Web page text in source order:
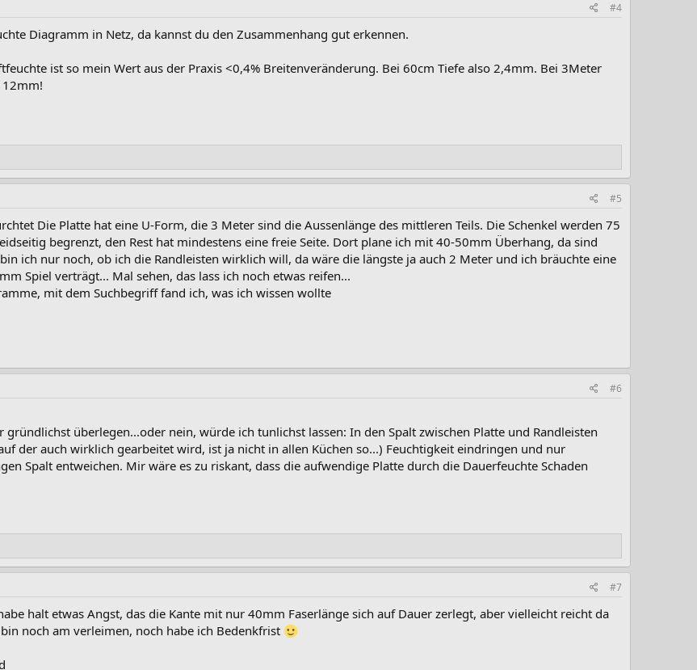
#4
Diagramm in Netz, da kannst du den Zusammenhang gut erkennen.
ist so mein Wert aus der Praxis <0,4% Breitenveränderung. Bei 60cm Tiefe also 2,4mm. Bei 3Meter
#5
Die Platte hat eine U-Form, die 3 Meter sind die Aussenlänge des mittleren Teils. Die Schenkel werden 75
begrenzt, den Rest hat mindestens eine freie Seite. Dort plane ich mit 40-50mm Überhang, da sind
ich nur noch, ob ich die Randleisten wirklich will, da wäre die längste ja auch 2 Meter und ich bräuchte eine
Spiel verträgt... Mal sehen, das lass ich noch etwas reifen...
mit dem Suchbegriff fand ich, was ich wissen wollte
#6
überlegen...oder nein, würde ich tunlichst lassen: In den Spalt zwischen Platte und Randleisten
der auch wirklich gearbeitet wird, ist ja nicht in allen Küchen so...) Feuchtigkeit eindringen und nur
Spalt entweichen. Mir wäre es zu riskant, dass die aufwendige Platte durch die Dauerfeuchte Schaden
#7
halt etwas Angst, das die Kante mit nur 40mm Faserlänge sich auf Dauer zerlegt, aber vielleicht reicht da
noch am verleimen, noch habe ich Bedenkfrist